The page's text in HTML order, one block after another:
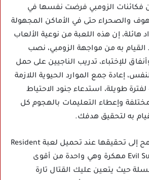
فكائنات الزومبي فرضت نفسها في
والصحراء حتى في الأماكن المجهولة
إن هذه اللعبة من نوعية الألعاب
القيام به من مواجهة الزومبي، نصب
للإختباء، تدريب الناجيين على حمل
إعادة جمع الموارد الحيوية اللازمة
لفترة طويلة، استدعاء جنود الاحتياط
وإعطاء التعليمات بالهجوم كل
به لتحقيق هدفك.
أهداف مختلفة ستطمح إلى تحقيقها عند تحميل لعبة Resident
Evil Survival Unit Mod APK مهكرة وهي واحدة من أقوى
حيث يتعين عليك القتال تارة